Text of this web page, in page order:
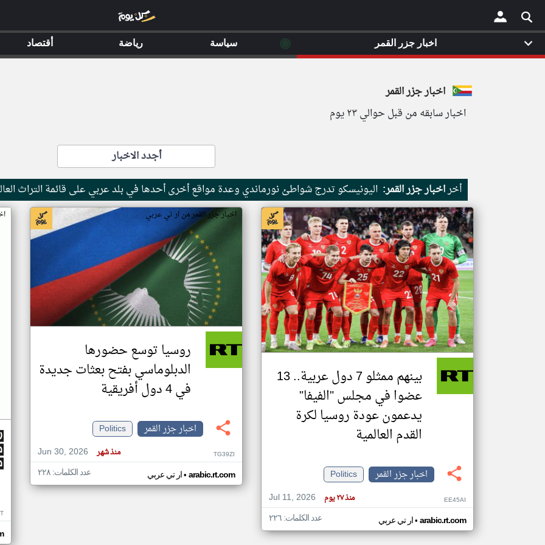
×
اخبار جزر القمر
اخبار سابقه من قبل حوالي ٢٣ يوم
أجدد الاخبار
أخراخبار جزر القمر: اليونيسكو تدرج شواطئ نورماندي وعدة مواقع أخرى أحدها في بلد عربي على قائمة التراث
اخبار جزر القمر من ار تي عربي
بينهم ممثلو 7 دول عربية.. 13
عضوا في مجلس "الفيفا"
يدعمون عودة روسيا لكرة
القدم العالمية
اخبار جزر القمر
Politics
Jul 11, 2026
منذ ٢٧ يوم EE45AI
ار تي عربي• arabic.rt.com عدد الكلمات: ٢٢٦
اخبار جزر القمر من ار تي عربي
روسيا توسع حضورها
الدبلوماسي بفتح بعثات جديدة
في 4 دول أفريقية
اخبار جزر القمر
Politics
Jun 30, 2026
منذ شهر TG39ZI
ار تي عربي• arabic.rt.com عدد الكلمات: ٢٢٨
اخبار جزر القمر ◉ سياسة رياضة أقتصاد